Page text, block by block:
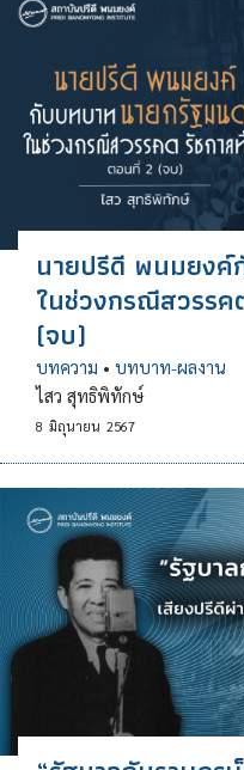
นายปรีดี พนมยง
ในช่วงกรณีสวรร
(จบ)
บทความ • บทบาท-ผลงาน
ไสว สุทธิพิทักษ์
8 มิถุนายน 2567